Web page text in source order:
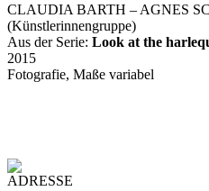
CLAUDIA BARTH – AGNES
(Künstlerinnengruppe)
Aus der Serie: Look at the
2015
Fotografie, Maße variabel
ADRESSE